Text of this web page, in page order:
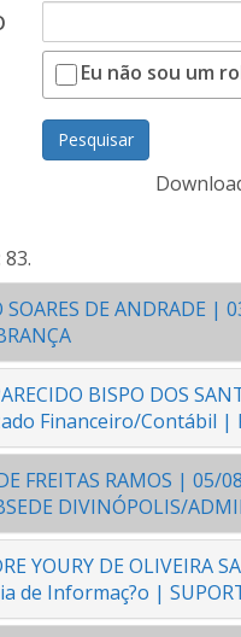
Eu não sou um
Pesquisar
SOARES DE ANDRADE
BISPO DOS
Financeiro/Contábil |
FREITAS RAMOS |
DIVINÓPOLIS/
YOURY DE
de Informaç?o |